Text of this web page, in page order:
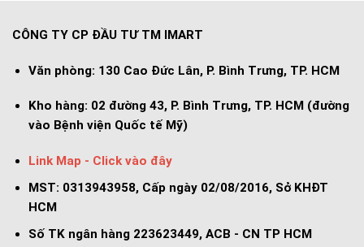
CÔNG TY CP ĐẦU TƯ TM IMART
Văn phòng: 130 Cao Đức Lân, P. Bình Trưng, TP. HCM
Kho hàng: 02 đường 43, P. Bình Trưng, TP. HCM (đường
vào Bệnh viện Quốc tế Mỹ)
Link Map - Click vào đây
MST: 0313943958, Cấp ngày 02/08/2016, Sở KHĐT
HCM
Số TK ngân hàng 223623449, ACB - CN TP HCM